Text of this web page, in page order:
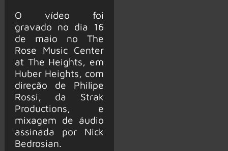
O vídeo foi
gravado no dia 16
de maio no The
Rose Music Center
at The Heights, em
Huber Heights, com
direção de Philipe
Rossi, da Strak
Productions, e
mixagem de áudio
assinada por Nick
Bedrosian.